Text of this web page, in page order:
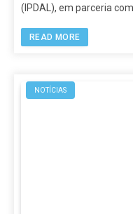
(IPDAL), em parceria
READ MORE
NOTÍCIAS